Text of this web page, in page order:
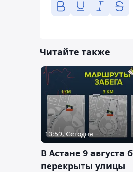
Читайте также
13:59, Сегодня
В Астане 9 августа
перекрыты улицы